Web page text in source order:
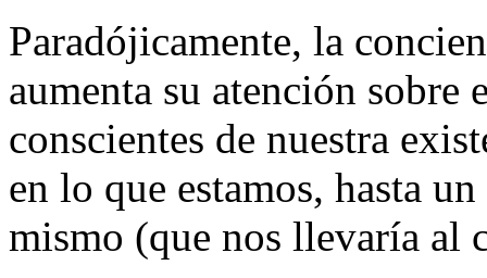
Paradójicamente, la
aumenta su atención sobre
conscientes de nuestra
en lo que estamos, hasta
mismo (que nos llevaría al